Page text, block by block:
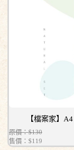
【檔案家】
原價：$130
售價： $119